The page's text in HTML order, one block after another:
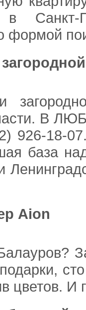
в
формой
В
926-
база
Aion
И